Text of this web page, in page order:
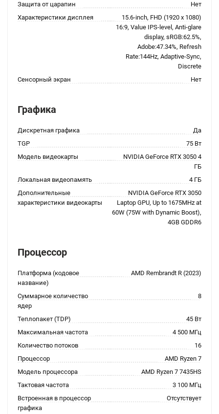
Защита от царапин
Нет
Характеристики дисплея
15.6-inch, FHD (1920 x 1080)
16:9, Value IPS-level, Anti-glare
display, sRGB:62.5%,
Adobe:47.34%, Refresh
Rate:144Hz, Adaptive-Sync,
Discrete
Сенсорный экран
Нет
Графика
Дискретная графика
Да
TGP
75 Вт
Модель видеокарты
NVIDIA GeForce RTX 3050 4
ГБ
Локальная видеопамять
4 ГБ
Дополнительные
характеристики видеокарты
NVIDIA GeForce RTX 3050
Laptop GPU, Up to 1675MHz at
60W (75W with Dynamic Boost),
4GB GDDR6
Процессор
Платформа (кодовое
название)
AMD Rembrandt R (2023)
Суммарное количество
ядер
8
Теплопакет (TDP)
45 Вт
Максимальная частота
4 500 МГц
Количество потоков
16
Процессор
AMD Ryzen 7
Модель процессора
AMD Ryzen 7 7435HS
Тактовая частота
3 100 МГц
Встроенная в процессор
графика
Отсутствует